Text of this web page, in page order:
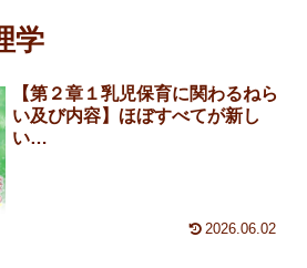
学
【第２章１乳児保育に関わるねら
い及び内容】ほぼすべてが新し
い…
2026.06.02